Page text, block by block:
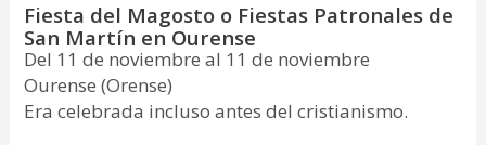
Fiesta del Magosto o Fiestas Patronales de
San Martín en Ourense
Del 11 de noviembre al 11 de noviembre
Ourense (Orense)
Era celebrada incluso antes del cristianismo.